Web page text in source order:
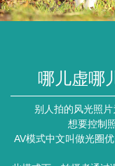
哪儿虚哪
别人拍的风光照
想要控制
AV模式中文叫做光圈